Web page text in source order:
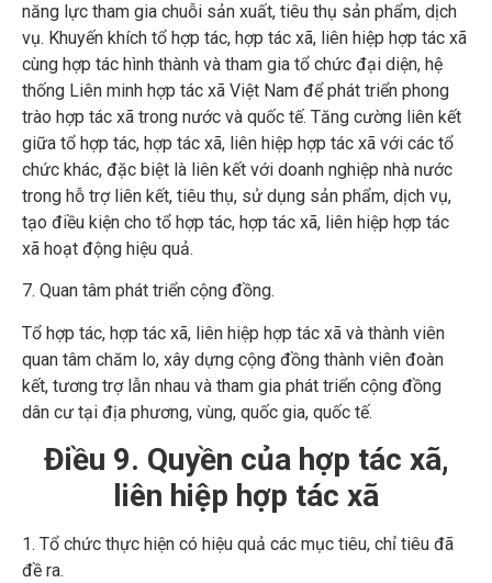
năng lực tham gia chuỗi sản xuất, tiêu thụ sản phẩm, dịch
vụ. Khuyến khích tổ hợp tác, hợp tác xã, liên hiệp hợp tác xã
cùng hợp tác hình thành và tham gia tổ chức đại diện, hệ
thống Liên minh hợp tác xã Việt Nam để phát triển phong
trào hợp tác xã trong nước và quốc tế. Tăng cường liên kết
giữa tổ hợp tác, hợp tác xã, liên hiệp hợp tác xã với các tổ
chức khác, đặc biệt là liên kết với doanh nghiệp nhà nước
trong hỗ trợ liên kết, tiêu thụ, sử dụng sản phẩm, dịch vụ,
tạo điều kiện cho tổ hợp tác, hợp tác xã, liên hiệp hợp tác
xã hoạt động hiệu quả.
7. Quan tâm phát triển cộng đồng.
Tổ hợp tác, hợp tác xã, liên hiệp hợp tác xã và thành viên
quan tâm chăm lo, xây dựng cộng đồng thành viên đoàn
kết, tương trợ lẫn nhau và tham gia phát triển cộng đồng
dân cư tại địa phương, vùng, quốc gia, quốc tế.
Điều 9. Quyền của hợp tác xã,
liên hiệp hợp tác xã
1. Tổ chức thực hiện có hiệu quả các mục tiêu, chỉ tiêu đã
đề ra.